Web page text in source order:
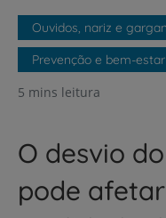
Ouvidos, nariz e
Prevenção e bem-estar
5 mins leitura
O desvio
pode